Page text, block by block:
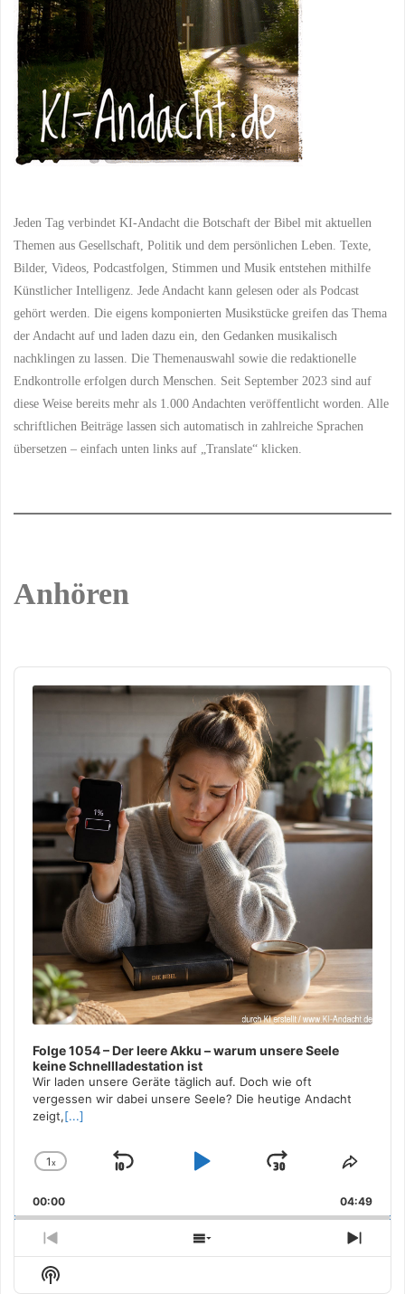
Jeden Tag verbindet KI-Andacht die Botschaft der Bibel mit aktuellen
Themen aus Gesellschaft, Politik und dem persönlichen Leben. Texte,
Bilder, Videos, Podcastfolgen, Stimmen und Musik entstehen mithilfe
Künstlicher Intelligenz. Jede Andacht kann gelesen oder als Podcast
gehört werden. Die eigens komponierten Musikstücke greifen das Thema
der Andacht auf und laden dazu ein, den Gedanken musikalisch
nachklingen zu lassen. Die Themenauswahl sowie die redaktionelle
Endkontrolle erfolgen durch Menschen. Seit September 2023 sind auf
diese Weise bereits mehr als 1.000 Andachten veröffentlicht worden. Alle
schriftlichen Beiträge lassen sich automatisch in zahlreiche Sprachen
übersetzen – einfach unten links auf „Translate“ klicken.
Anhören
Audio
Player
Folge 1054 – Der leere Akku – warum unsere Seele
keine Schnellladestation ist
Wir laden unsere Geräte täglich auf. Doch wie oft
vergessen wir dabei unsere Seele? Die heutige Andacht
zeigt,[...]
Change
Rate
1x
Skip
Play
Jump
Forward
Share
00:00 04:49
Previous
Episode
Show
Episodes
Next
Show